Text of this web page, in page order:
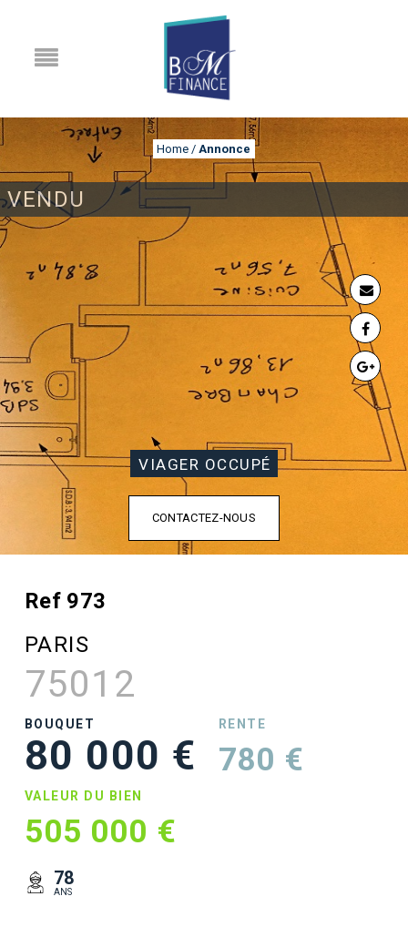
VENDU
Home / Annonce
ANNONCE
VIAGER OCCUPÉ
CONTACTEZ-NOUS
Ref 973
PARIS
75012
BOUQUET
80 000 €
RENTE
780 €
VALEUR DU BIEN
505 000 €
78
ANS